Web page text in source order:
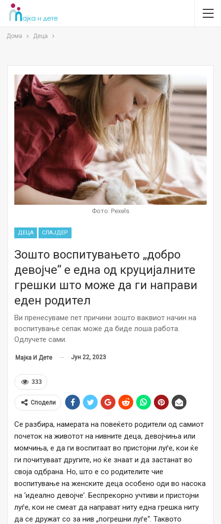
Дома Деца
Фото: Pexels
ДЕЦА СЛАЈДЕР
Зошто воспитувањето „добро
девојче“ е една од круцијалните
грешки што може да ги направи
еден родител
Ви пренесуваме пет причини зошто ваквиот начин на
воспитување сепак може да биде лоша работа.
Одлучете сами.
Мајка И Дете Јун 22, 2023
333
Сподели
Се разбира, намерата на повеќето родители од самиот
почеток на животот на нивните деца, девојчиња или
момчиња, е да ги воспитаат во пристојни луѓе, кои ќе
ги почитуваат другите, но ќе знаат и да застанат во
своја одбрана. Но, што е со родителите чие
воспитување на женските деца особено оди во насока
на ‘идеално девојче’. Беспрекорно учтиви и пристојни
луѓе, кои не смеат да направат ниту една грешка ниту
да се дружат со за нив „погрешни луѓе“. Таквото